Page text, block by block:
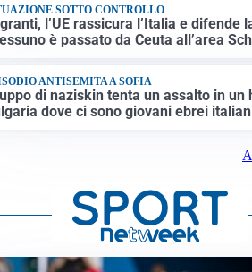
SOTTO CONTROLLO
l’UE rassicura l’Italia e difende
è passato da Ceuta all’area
ANTISEMITA A SOFIA
di naziskin tenta un assalto in un
dove ci sono giovani ebrei